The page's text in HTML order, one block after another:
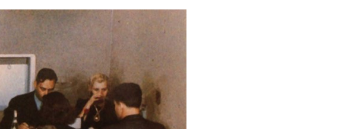
English Bio